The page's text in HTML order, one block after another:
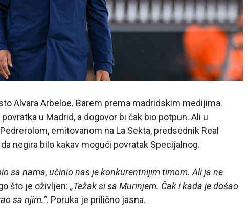
Alvara Arbeloe. Barem prema madridskim medijima.
u Madrid, a dogovor bi čak bio potpun. Ali u
emitovanom na La Sekta, predsednik Real
negira bilo kakav mogući povratak Specijalnog.
sa nama, učinio nas je konkurentnijim timom. Ali ja ne
što je oživljen: „Težak si sa Murinjem. Čak i kada je došao
sa njim.“. Poruka je prilično jasna.